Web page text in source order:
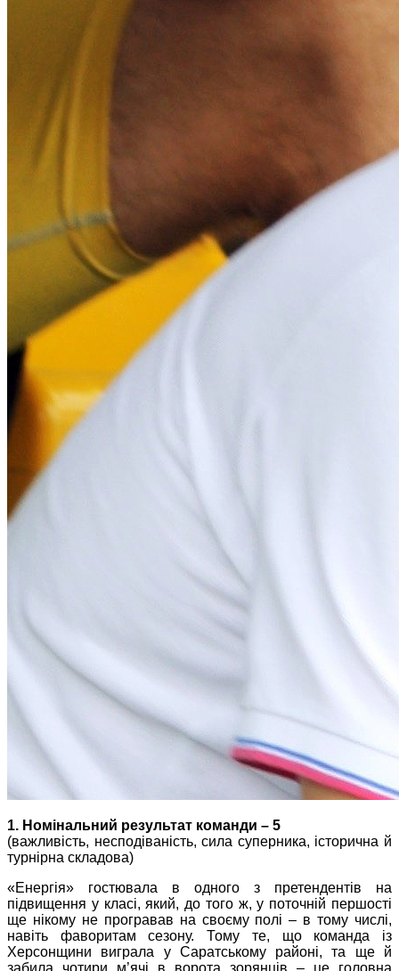
1. Номінальний результат команди – 5
(важливість, несподіваність, сила суперника, історична й
турнірна складова)
«Енергія» гостювала в одного з претендентів на
підвищення у класі, який, до того ж, у поточній першості
ще нікому не програвав на своєму полі – в тому числі,
навіть фаворитам сезону. Тому те, що команда із
Херсонщини виграла у Саратському районі, та ще й
забила чотири м’ячі в ворота зорянців – це головна